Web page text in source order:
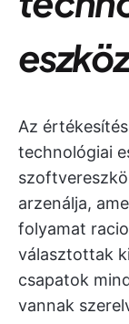
Az
technológiai
arzenálja,
folyamat
választottak
csapatok
vannak